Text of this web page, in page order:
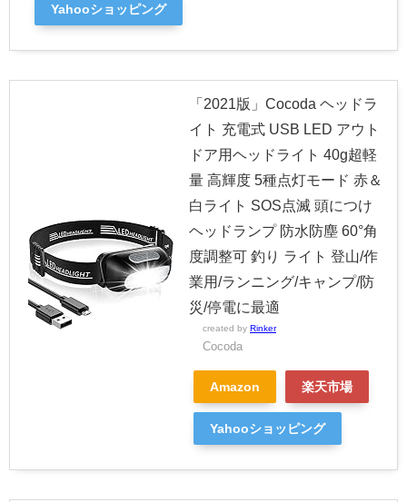
Yahooショッピング
「2021版」Cocoda ヘッドラ
イト 充電式 USB LED アウト
ドア用ヘッドライト 40g超軽
量 高輝度 5種点灯モード 赤＆
白ライト SOS点滅 頭につけ
ヘッドランプ 防水防塵 60°角
度調整可 釣り ライト 登山/作
業用/ランニング/キャンプ/防
災/停電に最適
created by Rinker
Cocoda
Amazon 楽天市場
Yahooショッピング